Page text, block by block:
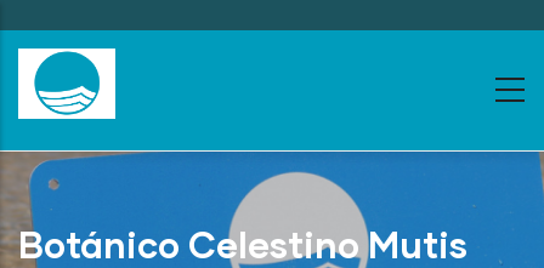
to
main
content
Botánico Celestino Mutis